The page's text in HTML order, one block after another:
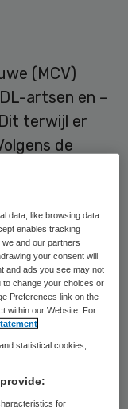
(MCV)
artsen en –
terwijl er
de
en Adnan
vinden
tegen
kunt, te
data, like browsing data
enables tracking
and our partners
your consent will
and ads you see may not
to change your choices or
Preferences link on the
within our Website. For
statistical cookies,
for